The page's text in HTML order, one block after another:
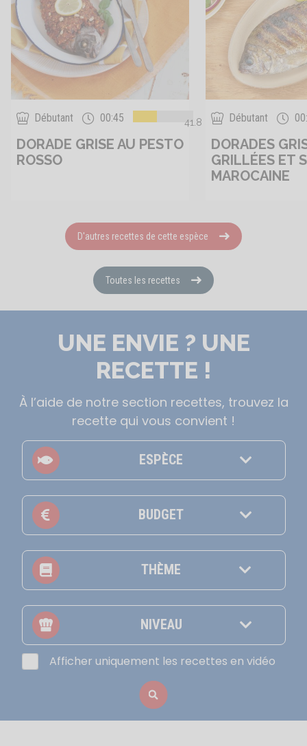
Débutant 00:45 41.8
DORADE GRISE AU PESTO
ROSSO
Débutant
DORADES
GRILLÉES ET
MAROCAINE
D'autres recettes de cette espèce
Toutes les recettes
UNE ENVIE ? UNE
RECETTE !
À l’aide de notre section recettes, trouvez la
recette qui vous convient !
ESPÈCE
BUDGET
THÈME
NIVEAU
Afficher uniquement les recettes en vidéo